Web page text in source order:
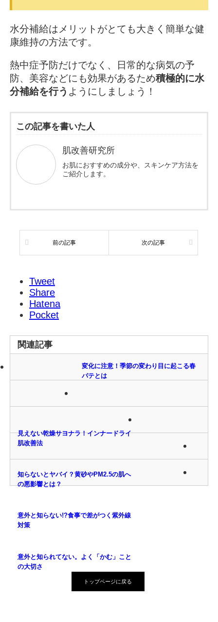
水分補給はメリットがとても大きく簡単な健
康維持の方法です。
熱中症予防だけでなく、日常的な病気の予
防、美容などにも効果があるため積極的に水
分補給を行う ようにしましょう！
この記事を書いた人
肌改善研究所
お肌におすすめの成分や、スキンケア方法を
ご紹介します。
前の記事 次の記事
Tweet
Share
Hatena
Pocket
関連記事
変化に注意！季節の変わり目に起こる春
バテとは
見えない乾燥サヨナラ！インナードライ
肌改善法
知らないとヤバイ？黄砂やPM2.5の肌へ
の悪影響とは？
意外と知らない!?食事で差がつく紫外線
対策
意外と知られてない。よく「かむ」こと
の大切さ
トップページに戻る